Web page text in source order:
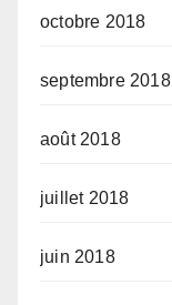
octobre 2018
septembre 2018
août 2018
juillet 2018
juin 2018